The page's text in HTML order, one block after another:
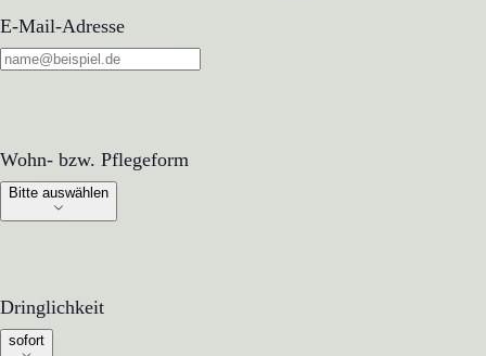
E-Mail-Adresse
Wohn- bzw. Pflegeform
Wohn- bzw. Pflegeform
Bitte auswählen
Dringlichkeit
Dringlichkeit
sofort